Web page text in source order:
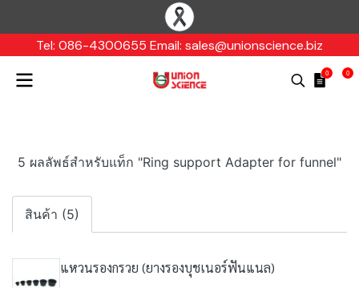
Tel: 086-4300655 Email: sales@unionscience.biz
0 0
5 ผลลัพธ์สำหรับแท็ก "Ring support Adapter for funnel"
สินค้า (5)
แหวนรองกรวย (ยางรองบุชเนอร์ฟันแนล)